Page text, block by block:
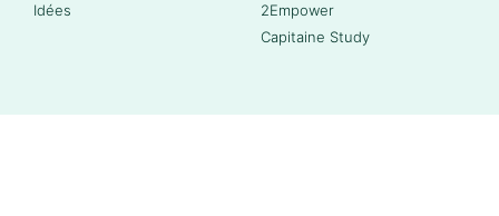
Idées
2Empower
Capitaine Study